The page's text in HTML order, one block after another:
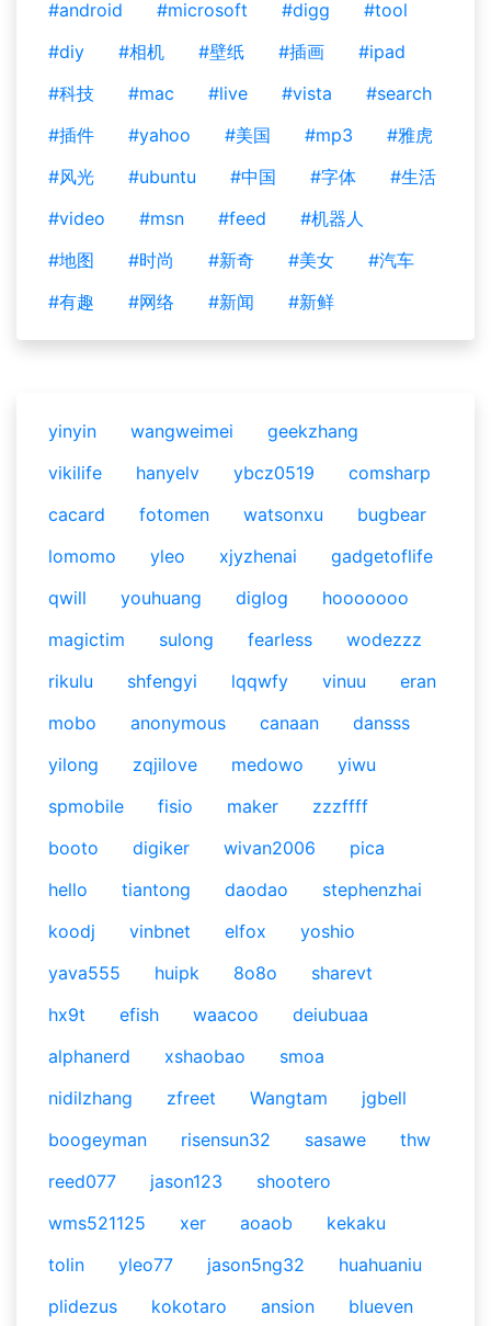
#android
#microsoft #digg
#tool
#diy
#相机 #壁纸 #插画
#ipad
#科技
#mac #live #vista
#search
#插件
#yahoo #美国 #mp3
#雅虎
#风光
#ubuntu #中国 #字体
#生活
#video
#msn #feed
#机器人
#地图
#时尚 #新奇 #美女
#汽车
#有趣
#网络 #新闻 #新鲜
yinyin wangweimei
geekzhang
vikilife
hanyelv ybcz0519
comsharp
cacard
fotomen watsonxu
bugbear
lomomo
yleo xjyzhenai
gadgetoflife
qwill
youhuang diglog
hooooooo
magictim
sulong fearless
wodezzz
rikulu
shfengyi lqqwfy vinuu
eran
mobo
anonymous canaan
dansss
yilong
zqjilove medowo
yiwu
spmobile
fisio maker
zzzffff
booto
digiker wivan2006
pica
hello
tiantong daodao
stephenzhai
koodj
vinbnet elfox
yoshio
yava555
huipk 8o8o
sharevt
hx9t
efish waacoo
deiubuaa
alphanerd
xshaobao
smoa
nidilzhang
zfreet Wangtam
jgbell
boogeyman
risensun32 sasawe
thw
reed077
jason123
shootero
wms521125
xer aoaob
kekaku
tolin
yleo77 jason5ng32
huahuaniu
plidezus
kokotaro ansion blueven